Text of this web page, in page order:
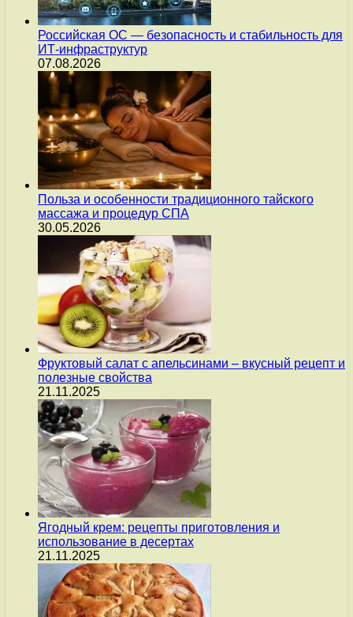
Российская ОС — безопасность и стабильность для
ИТ-инфраструктур
07.08.2026
Польза и особенности традиционного тайского
массажа и процедур СПА
30.05.2026
Фруктовый салат с апельсинами – вкусный рецепт и
полезные свойства
21.11.2025
Ягодный крем: рецепты приготовления и
использование в десертах
21.11.2025